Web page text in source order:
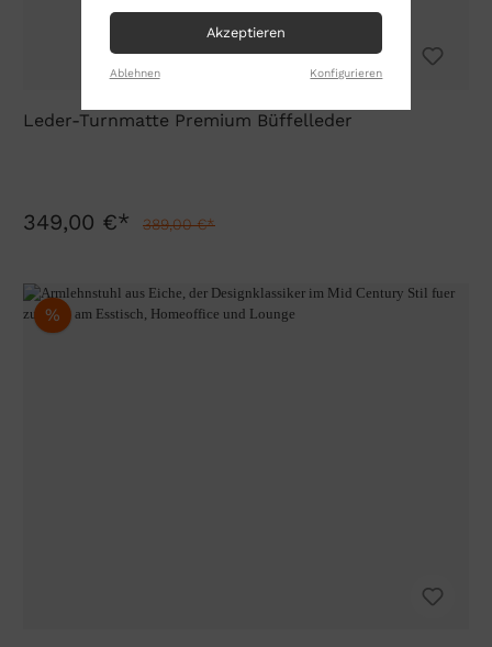
Leder-Turnmatte Premium Büffelleder
349,00 €* 389,00 €*
%
Akzeptieren
Ablehnen Konfigurieren